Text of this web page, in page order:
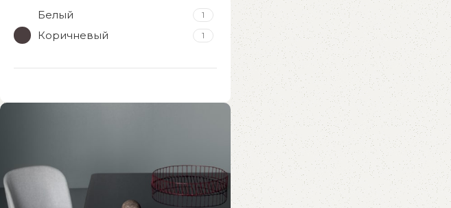
Белый 1
Коричневый 1